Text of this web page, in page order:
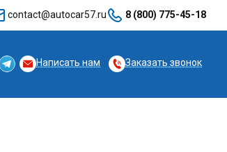
contact@autocar57.ru 8 (800) 775-45-18
Написать нам Заказать звонок